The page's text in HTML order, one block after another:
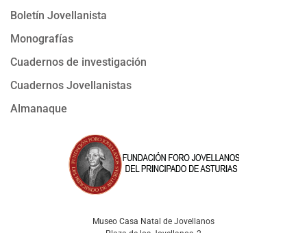
Boletín Jovellanista
Monografías
Cuadernos de investigación
Cuadernos Jovellanistas
Almanaque
Museo Casa Natal de Jovellanos